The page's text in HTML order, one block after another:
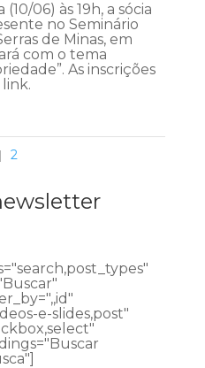
06) às 19h, a sócia
no Seminário
de Minas, em
com o tema
As inscrições
2
e-slides,post"